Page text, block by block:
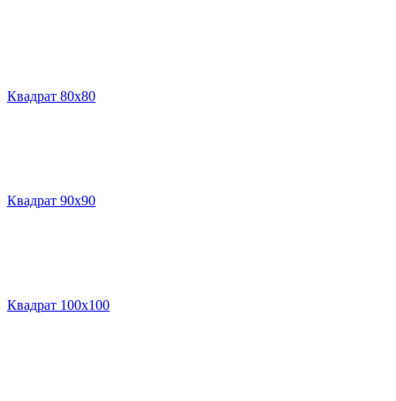
Квадрат 80х80
Квадрат 90х90
Квадрат 100х100